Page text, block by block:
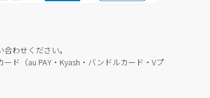
わせください。
ド（au PAY・Kyash・バンドルカード・Vプ